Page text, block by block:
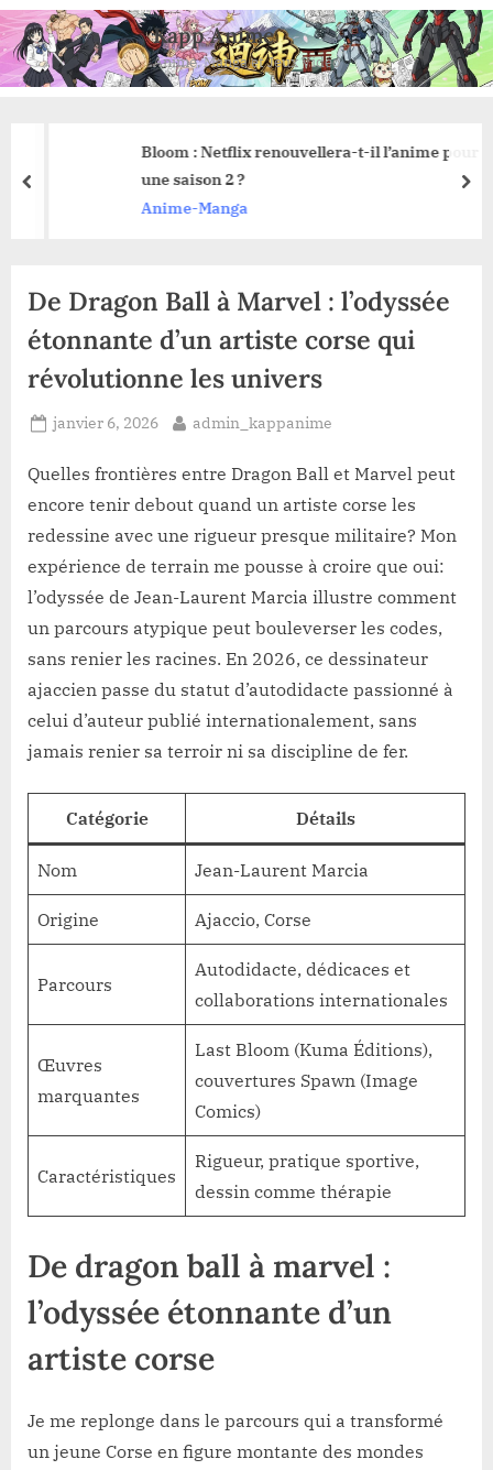
Skip
to
content
Kapp Anime
Anime, Manga et Jeux Vidéo
Bloom : Netflix renouvellera-t-il l’anime pour
une saison 2 ?
Anime-Manga
prev
De Dragon Ball à Marvel : l’odyssée
étonnante d’un artiste corse qui
révolutionne les univers
Posted
janvier 6, 2026 By
admin_kappanime
Quelles frontières entre Dragon Ball et Marvel peut
encore tenir debout quand un artiste corse les
redessine avec une rigueur presque militaire? Mon
expérience de terrain me pousse à croire que oui:
l’odyssée de Jean-Laurent Marcia illustre comment
un parcours atypique peut bouleverser les codes,
sans renier les racines. En 2026, ce dessinateur
ajaccien passe du statut d’autodidacte passionné à
celui d’auteur publié internationalement, sans
jamais renier sa terroir ni sa discipline de fer.
Catégorie Détails
Nom Jean-Laurent Marcia
Origine Ajaccio, Corse
Parcours
Autodidacte, dédicaces et
collaborations internationales
Œuvres
marquantes
Last Bloom (Kuma Éditions),
couvertures Spawn (Image
Comics)
Caractéristiques
Rigueur, pratique sportive,
dessin comme thérapie
De dragon ball à marvel :
l’odyssée étonnante d’un
artiste corse
Je me replonge dans le parcours qui a transformé
un jeune Corse en figure montante des mondes